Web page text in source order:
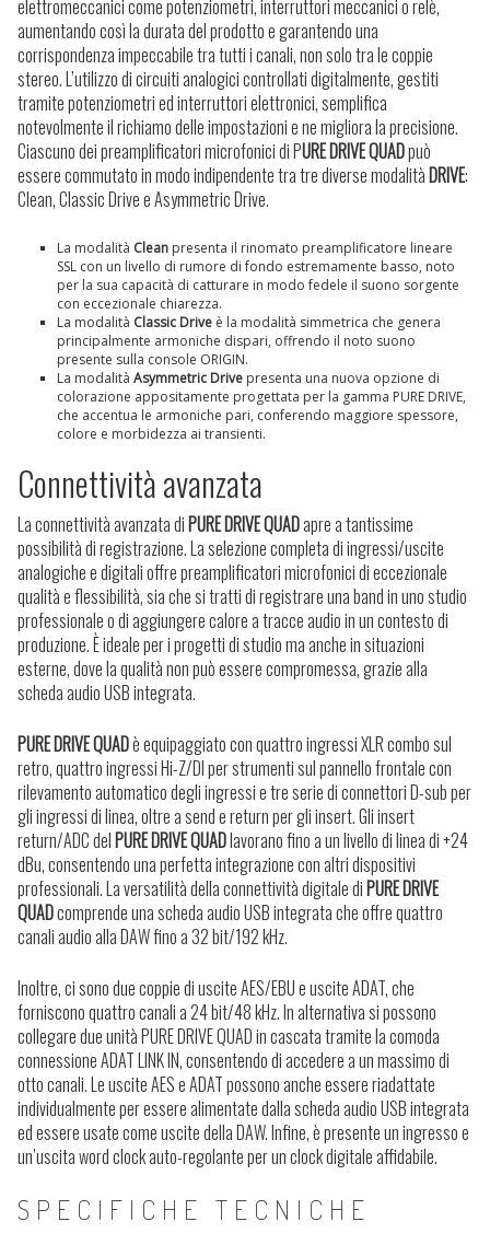
elettromeccanici come potenziometri, interruttori meccanici o relè,
aumentando così la durata del prodotto e garantendo una
corrispondenza impeccabile tra tutti i canali, non solo tra le coppie
stereo. L’utilizzo di circuiti analogici controllati digitalmente, gestiti
tramite potenziometri ed interruttori elettronici, semplifica
notevolmente il richiamo delle impostazioni e ne migliora la precisione.
Ciascuno dei preamplificatori microfonici di PURE DRIVE QUADpuò
essere commutato in modo indipendente tra tre diverse modalitàDRIVE:
Clean, Classic Drive e Asymmetric Drive.
La modalità Clean presenta il rinomato preamplificatore lineare
SSL con un livello di rumore di fondo estremamente basso, noto
per la sua capacità di catturare in modo fedele il suono sorgente
con eccezionale chiarezza.
La modalità Classic Drive è la modalità simmetrica che genera
principalmente armoniche dispari, offrendo il noto suono
presente sulla console ORIGIN.
La modalità Asymmetric Drive presenta una nuova opzione di
colorazione appositamente progettata per la gamma PURE DRIVE,
che accentua le armoniche pari, conferendo maggiore spessore,
colore e morbidezza ai transienti.
Connettività avanzata
La connettività avanzata diPURE DRIVE QUADapre a tantissime
possibilità di registrazione. La selezione completa di ingressi/uscite
analogiche e digitali offre preamplificatori microfonici di eccezionale
qualità e flessibilità, sia che si tratti di registrare una band in uno studio
professionale o di aggiungere calore a tracce audio in un contesto di
produzione. È ideale per i progetti di studio ma anche in situazioni
esterne, dove la qualità non può essere compromessa, grazie alla
scheda audio USB integrata.
PURE DRIVE QUADè equipaggiato con quattro ingressi XLR combo sul
retro, quattro ingressi Hi-Z/DI per strumenti sul pannello frontale con
rilevamento automatico degli ingressi e tre serie di connettori D-sub per
gli ingressi di linea, oltre a send e return per gli insert. Gli insert
return/ADC delPURE DRIVE QUADlavorano fino a un livello di linea di +24
dBu, consentendo una perfetta integrazione con altri dispositivi
professionali. La versatilità della connettività digitale diPURE DRIVE
QUADcomprende una scheda audio USB integrata che offre quattro
canali audio alla DAW fino a 32 bit/192 kHz.
Inoltre, ci sono due coppie di uscite AES/EBU e uscite ADAT, che
forniscono quattro canali a 24 bit/48 kHz. In alternativa si possono
collegare due unità PURE DRIVE QUAD in cascata tramite la comoda
connessione ADAT LINK IN, consentendo di accedere a un massimo di
otto canali. Le uscite AES e ADAT possono anche essere riadattate
individualmente per essere alimentate dalla scheda audio USB integrata
ed essere usate come uscite della DAW. Infine, è presente un ingresso e
un’uscita word clock auto-regolante per un clock digitale affidabile.
SPECIFICHE TECNICHE